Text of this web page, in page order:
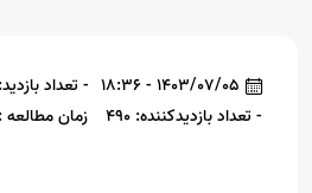
1403/07/05 - 18:36
- تعداد بازدید: 491
- تعداد بازدیدکننده: 490
زمان مطالعه : 1 دقیقه